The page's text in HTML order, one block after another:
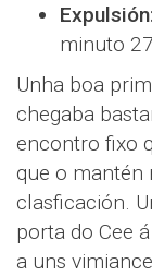
minuto
Unha boa
chegaba
encontro fixo
que o mantén
clasficación.
porta do Cee
a uns